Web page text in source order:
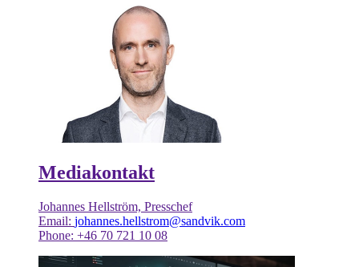
Mediakontakt
Johannes Hellström, Presschef
Email: johannes.hellstrom@sandvik.com
Phone: +46 70 721 10 08